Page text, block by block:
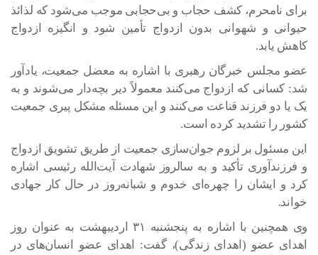
برای نامحرم، کشف حجاب و بی‌حجابی موجب می‌شود که لذائذ
حیوانی و شهوانی بدون ازدواج تأمین شود و انگیزه ازدواج
کاهش یابد.
عضو مجلس خبرگان رهبری با اشاره به معضل جمعیت، یادآور
شد: کسانی که ازدواج می‌کنند معمولاً دیر بچه‌دار می‌شوند و به
یک یا دو فرزند قناعت می‌کنند و این مسئله مشکل پیری جمعیت
کشور را تشدید کرده است.
این مسئول بر لزوم جوان‌سازی جمعیت از طریق تشویق ازدواج
و فرزندآوری تأکید و به سالروز شهادت آیت‌الله رئیسی اشاره
کرد و ایشان را چهره‌ای خدوم و شبانه‌روز در حال کار جهادی
خواند.
وی همچنین با اشاره به پنجشنبه ۳۱ اردیبهشت به عنوان روز
اهدای عضو (اهدای زندگی)، گفت: اهدای عضو انسان‌های در